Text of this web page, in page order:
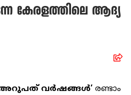
കേരളത്തിലെ ആദ്യ
അറുപത് വര്‍ഷങ്ങള്‍’ രണ്ടാം